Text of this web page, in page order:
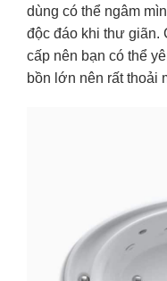
dùng có thể ngâm
độc đáo khi thư giãn.
cấp nên bạn có thể
bồn lớn nên rất thoải